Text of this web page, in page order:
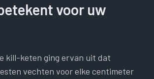
voor uw
kill-keten ging ervan uit dat
vechten voor elke centimeter